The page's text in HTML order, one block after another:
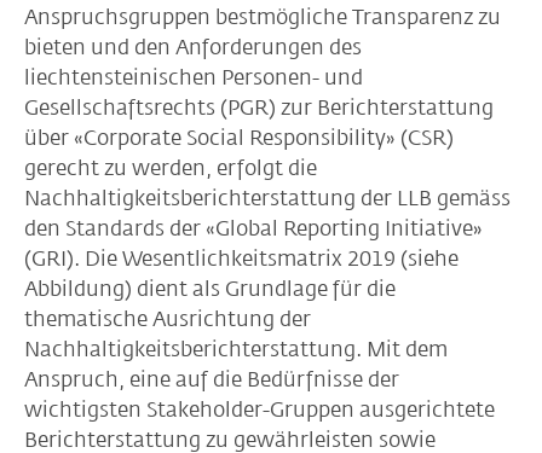
Anspruchsgruppen bestmögliche Transparenz zu
bieten und den Anforderungen des
liechtensteinischen Personen- und
Gesellschaftsrechts (PGR) zur Berichterstattung
über «Corporate Social Responsibility» (CSR)
gerecht zu werden, erfolgt die
Nachhaltigkeitsberichterstattung der LLB gemäss
den Standards der «Global Reporting Initiative»
(GRI). Die Wesentlichkeitsmatrix 2019 (siehe
Abbildung) dient als Grundlage für die
thematische Ausrichtung der
Nachhaltigkeitsberichterstattung. Mit dem
Anspruch, eine auf die Bedürfnisse der
wichtigsten Stakeholder-Gruppen ausgerichtete
Berichterstattung zu gewährleisten sowie